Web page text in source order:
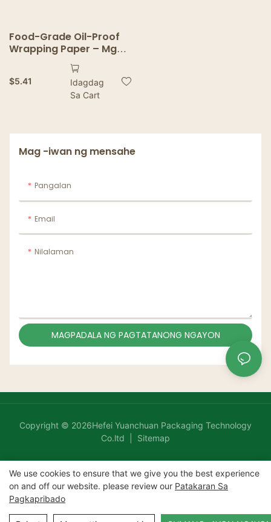
Food-Grade Oil-Proof
Wrapping Paper – Mga
Greaseproof na Sheet
para sa Tinapay,
Sandwich, Burger at
$5.41
Idagdag
Sa Cart
Mag -iwan ng mensahe
Pangalan
Email
Nilalaman
MAGPADALA NG PAGTATANONG NGAYON
Copyright © 2026Hefei Yuanchuan Packaging Technology
Co.ltd |
Sitemap
We use cookies to ensure that we give you the best experience
on and off our website. please review our Patakaran Sa
Pagkapribado